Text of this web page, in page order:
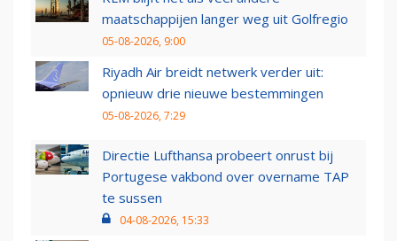
maatschappijen langer weg uit Golfregio
05-08-2026, 9:00
Riyadh Air breidt netwerk verder uit:
opnieuw drie nieuwe bestemmingen
05-08-2026, 7:29
Directie Lufthansa probeert onrust bij
Portugese vakbond over overname TAP
te sussen
04-08-2026, 15:33